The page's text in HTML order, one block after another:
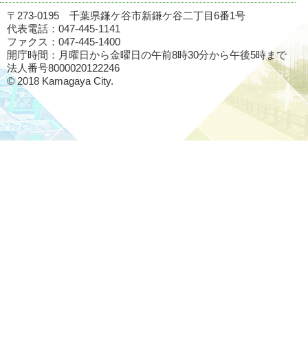
〒273-0195 千葉県鎌ケ谷市新鎌ケ谷二丁目6番1号
代表電話：047-445-1141
ファクス：047-445-1400
開庁時間：月曜日から金曜日の午前8時30分から午後5時まで
法人番号8000020122246
© 2018 Kamagaya City.